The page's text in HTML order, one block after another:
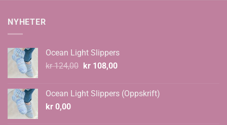
NYHETER
Ocean Light Slippers
kr124,00 Opprinnelig
kr 124,00.
kr108,00Nåværende
kr 108,00.
Ocean Light Slippers (Oppskrift)
kr 0,00